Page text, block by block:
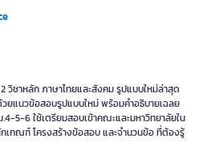
วิชาหลัก ภาษาไทยและสังคม รูปแบบใหม่ล่าสุด
ยแนวข้อสอบรูปแบบใหม่ พร้อมคำอธิบายเฉลย
5-6 ใช้เตรียมสอบเข้าคณะและมหาวิทยาลัยใน
เกณฑ์ โครงสร้างข้อสอบ และจำนวนข้อ ที่ต้องรู้